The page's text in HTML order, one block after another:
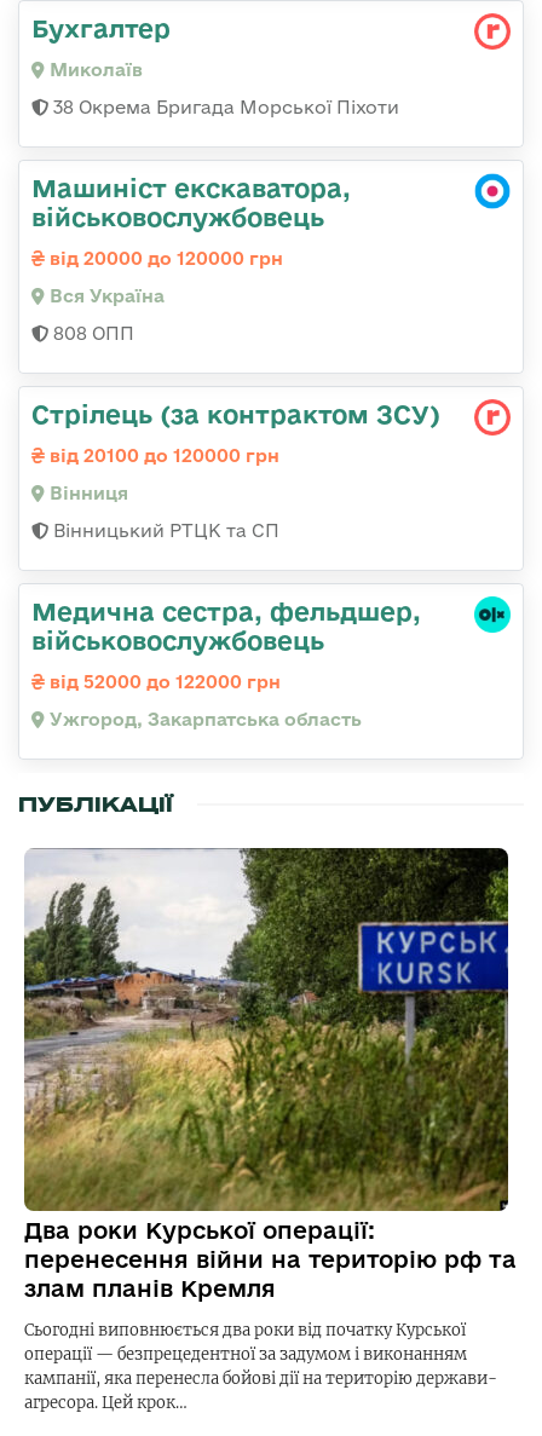
Бухгалтер
Миколаїв
38 Окрема Бригада Морської Піхоти
Машиніст екскаватора,
військовослужбовець
від 20000 до 120000 грн
Вся Україна
808 ОПП
Стрілець (за контрактом ЗСУ)
від 20100 до 120000 грн
Вінниця
Вінницький РТЦК та СП
Медична сестра, фельдшер,
військовослужбовець
від 52000 до 122000 грн
Ужгород, Закарпатська область
ПУБЛІКАЦІЇ
Два роки Курської операції:
перенесення війни на територію рф та
злам планів Кремля
Сьогодні виповнюється два роки від початку Курської
операції — безпрецедентної за задумом і виконанням
кампанії, яка перенесла бойові дії на територію держави-
агресора. Цей крок…